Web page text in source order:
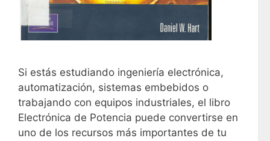
Si estás estudiando ingeniería electrónica,
automatización, sistemas embebidos o
trabajando con equipos industriales, el libro
Electrónica de Potencia puede convertirse en
uno de los recursos más importantes de tu